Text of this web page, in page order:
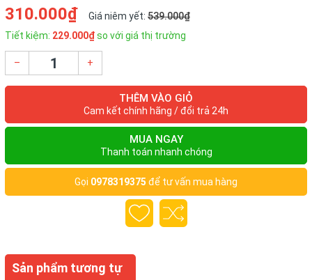
310.000₫ Giá niêm yết: 539.000₫
Tiết kiệm: 229.000₫so với giá thị trường
– +
THÊM VÀO GIỎ
Cam kết chính hãng / đổi trả 24h
MUA NGAY
Thanh toán nhanh chóng
Gọi 0978319375 để tư vấn mua hàng
Sản phẩm tương tự